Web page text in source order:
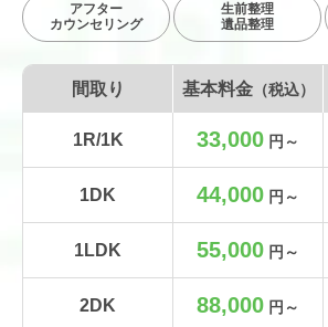
アフター
カウンセリング
生前整理
遺品整理
間取り 基本料金（税込）
1R/1K 33,000 円～
1DK 44,000 円～
1LDK 55,000 円～
2DK 88,000 円～